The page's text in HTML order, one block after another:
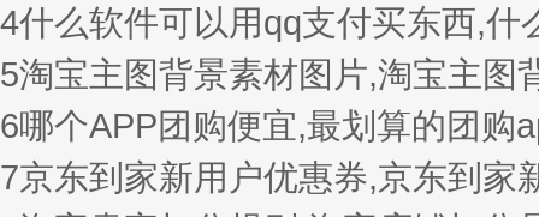
4什么软件可以用qq支付买东西,什
5淘宝主图背景素材图片,淘宝主图
6哪个APP团购便宜,最划算的团购
7京东到家新用户优惠券,京东到家